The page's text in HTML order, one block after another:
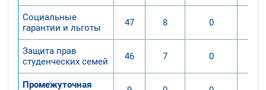
Социальные
гарантии и льготы
47 8 0
Защита прав
студенческих семей
46 7 0
Промежуточная